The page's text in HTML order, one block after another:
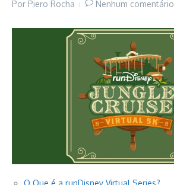
Por Piero Rocha Nenhum comentário
O Que é a runDisney Virtual Series?